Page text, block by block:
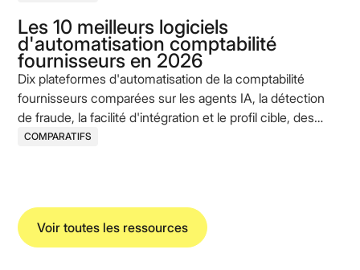
Les 10 meilleurs logiciels
d'automatisation comptabilité
fournisseurs en 2026
Dix plateformes d'automatisation de la comptabilité
fournisseurs comparées sur les agents IA, la détection
de fraude, la facilité d'intégration et le profil cible, des
acteurs historiques aux challengers AI-native.
COMPARATIFS
Voir toutes les ressources